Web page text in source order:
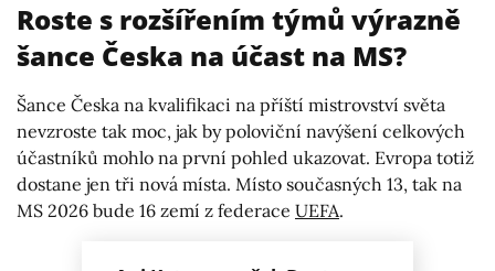
Roste s rozšířením týmů výrazně
šance Česka na účast na MS?
Šance Česka na kvalifikaci na příští mistrovství světa
nevzroste tak moc, jak by poloviční navýšení celkových
účastníků mohlo na první pohled ukazovat. Evropa totiž
dostane jen tři nová místa. Místo současných 13, tak na
MS 2026 bude 16 zemí z federace UEFA.